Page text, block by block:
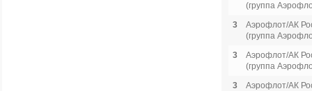
(группа
3
Аэрофлот/АК
(группа
3
Аэрофлот/АК
(группа
3
Аэрофлот/АК